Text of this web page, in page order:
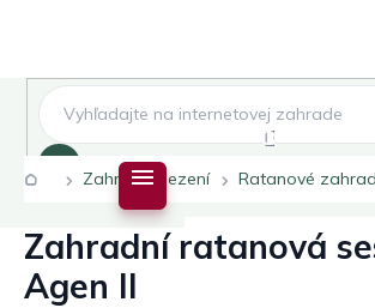
DomůZahradní sezení Ratanové
Zahradní ratanová
Agen II